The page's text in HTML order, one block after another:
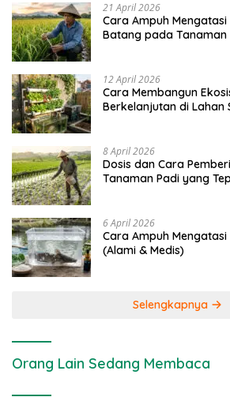
21 April 2026
Cara Ampuh
Batang pada Tanaman
12 April 2026
Cara Membangun
Berkelanjutan di Lahan
8 April 2026
Dosis dan Cara
Tanaman Padi yang
6 April 2026
Cara Ampuh
(Alami & Medis)
Selengkapnya
Orang Lain Sedang Membaca